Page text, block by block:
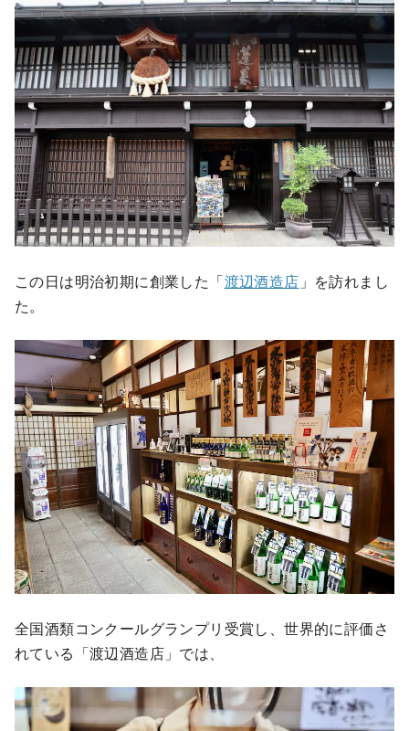
この日は明治初期に創業した「渡辺酒造店 」を訪れまし
た。
全国酒類コンクールグランプリ受賞し、世界的に評価さ
れている「渡辺酒造店」では、